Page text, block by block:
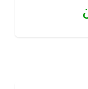
ملحوظ , خاصية